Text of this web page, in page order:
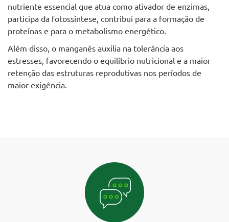
nutriente essencial que atua como ativador de enzimas,
participa da fotossíntese, contribui para a formação de
proteínas e para o metabolismo energético.
Além disso, o manganês auxilia na tolerância aos
estresses, favorecendo o equilíbrio nutricional e a maior
retenção das estruturas reprodutivas nos períodos de
maior exigência.